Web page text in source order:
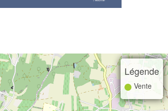
Légende
Vente